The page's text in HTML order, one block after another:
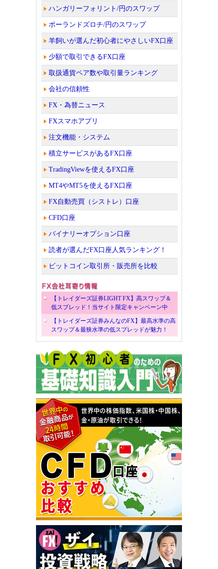
ハンガリーフォリント/円のスワップ
ポーランドズロチ/円のスワップ
羊飼いが選んだ初心者にやさしいFX口座
少額で取引できるFX口座
取扱通貨ペア数や取引量ランキング
会社の信頼性
FX・為替ニュース
FXスマホアプリ
注文機能・システム
積立サービスがあるFX口座
TradingViewを使えるFX口座
MT4やMT5を使えるFX口座
FX自動売買（シストレ）口座
CFD口座
バイナリーオプション口座
読者が選んだFX口座人気ランキング！
ビットコイン取引所・販売所を比較
【トレイダーズ証券LIGHT FX】高スワップ＆
低スプレッド！当サイト限定キャンペーン中
【トレイダーズ証券みんなのFX】最高水準の高
スワップ＆最狭水準の低スプレッドが魅力！